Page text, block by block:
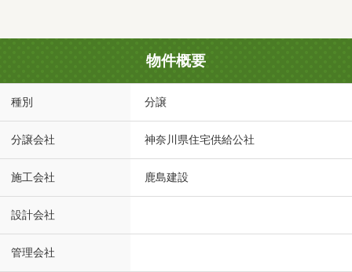
物件概要
種別 分譲
分譲会社 神奈川県住宅供給公社
施工会社 鹿島建設
設計会社
管理会社